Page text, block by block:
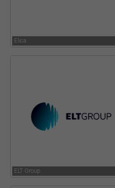
Elica
ELT Group